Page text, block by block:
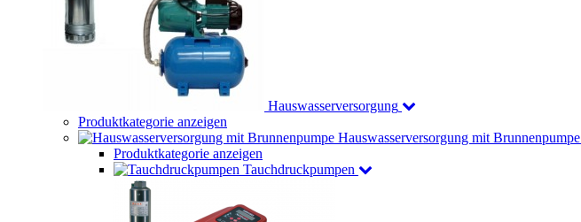
Hauswasserversorgung
Produktkategorie anzeigen
Hauswasserversorgung mit Brunnenpumpe
Produktkategorie anzeigen
Tauchdruckpumpen